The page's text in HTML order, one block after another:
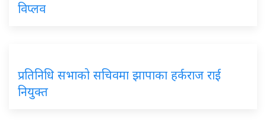
विप्लव
प्रतिनिधि सभाको सचिवमा झापाका हर्कराज राई
नियुक्त